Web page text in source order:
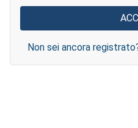
Non sei ancora